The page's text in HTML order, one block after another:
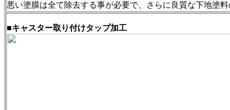
悪い塗膜は全て除去する事が必要で、さらに良質な下地塗
■キャスター取り付けタップ加工